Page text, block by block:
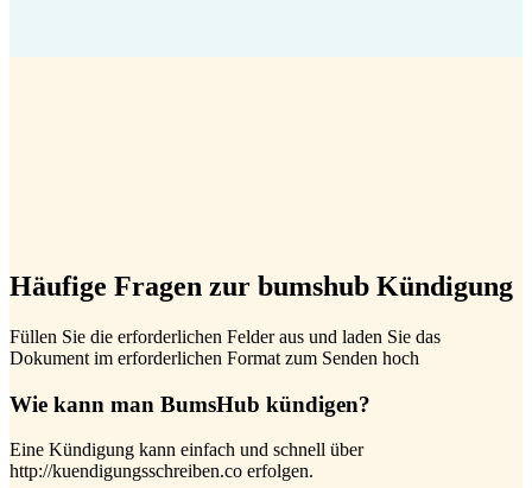
Häufige Fragen zur bumshub Kündigung
Füllen Sie die erforderlichen Felder aus und laden Sie das
Dokument im erforderlichen Format zum Senden hoch
Wie kann man BumsHub kündigen?
Eine Kündigung kann einfach und schnell über
http://kuendigungsschreiben.co erfolgen.